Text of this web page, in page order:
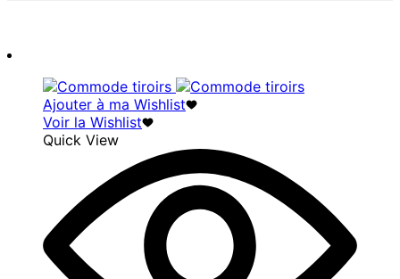
Ajouter à ma Wishlist
Voir la Wishlist
Quick View